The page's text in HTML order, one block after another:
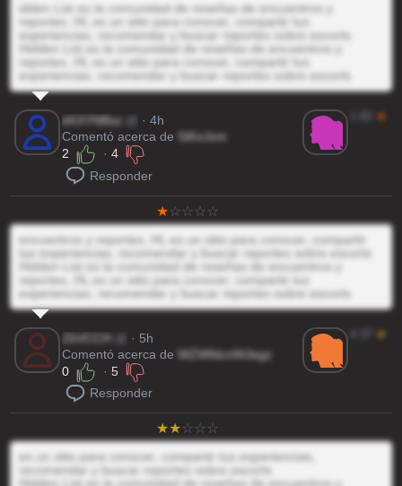
idden List es la comunidad de reseñas de encuentros y
reportes, HL es un sitio para conocer, compartir tus
experiencias, recomendar y buscar reportes sobre escorts
Hidden List es la comunidad de reseñas de encuentros y
reportes, HL es un sitio para conocer, compartir tus
experiencias, recomendar y buscar reportes sobre escorts
kKXYNBsz
· 4h
Comentó acerca de
SiKoJxm
2
·4
Responder
★
encuentros y reportes, HL es un sitio para conocer, compartir
tus experiencias, recomendar y buscar reportes sobre escorts
Hidden List es la comunidad de reseñas de encuentros y
reportes, HL es un sitio para conocer, compartir tus
experiencias, recomendar y buscar reportes sobre escorts
ZkVCCH
· 5h
Comentó acerca de WZWfdcnWJegz
0
·5
Responder
★
es un sitio para conocer, compartir tus experiencias,
recomendar y buscar reportes sobre escorts